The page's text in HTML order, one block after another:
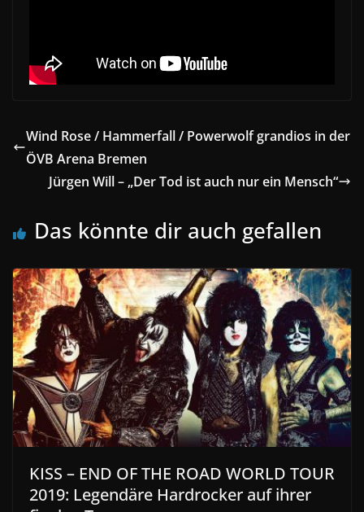
Wind Rose / Hammerfall / Powerwolf grandios in der
ÖVB Arena Bremen
Jürgen Will – „Der Tod ist auch nur ein Mensch“
Das könnte dir auch gefallen
KISS – END OF THE ROAD WORLD TOUR
2019: Legendäre Hardrocker auf ihrer